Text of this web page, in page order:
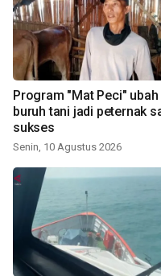
Program "Mat Peci" ubah
buruh tani jadi peternak
sukses
Senin, 10 Agustus 2026